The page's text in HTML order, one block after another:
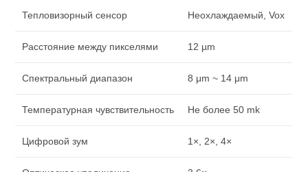
Тепловизорный сенсор Неохлаждаемый, Vox
Расстояние между пикселями 12 µm
Спектральный диапазон 8 μm ~ 14 μm
Температурная чувствительность Не более 50 mk
Цифровой зум 1×, 2×, 4×